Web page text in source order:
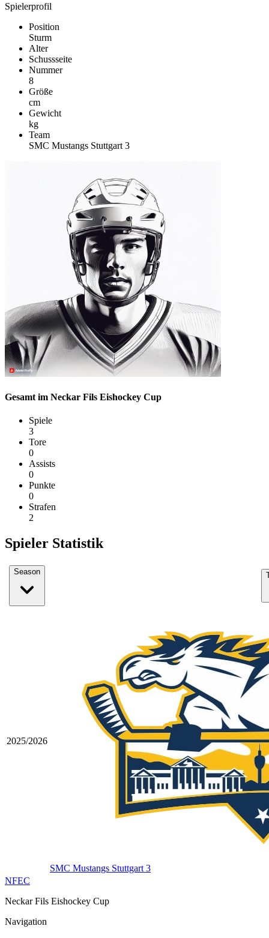
Spielerprofil
Position
Sturm
Alter
Schussseite
Nummer
8
Größe
cm
Gewicht
kg
Team
SMC Mustangs Stuttgart 3
Gesamt im Neckar Fils Eishockey Cup
Spiele
3
Tore
0
Assists
0
Punkte
0
Strafen
2
Spieler Statistik
Season
2025/2026
SMC Mustangs Stuttgart 3
NFEC
Neckar Fils Eishockey Cup
Navigation